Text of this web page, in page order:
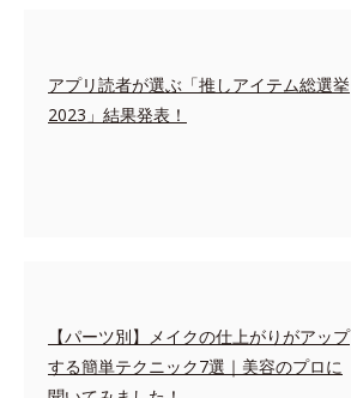
アプリ読者が選ぶ「推しアイテム総選挙
2023」結果発表！
【パーツ別】メイクの仕上がりがアップ
する簡単テクニック7選｜美容のプロに